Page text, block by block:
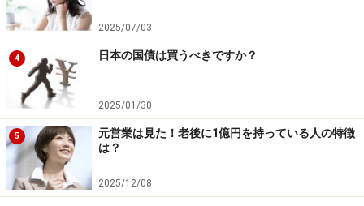
2025/07/03
4 日本の国債は買うべきですか？
2025/01/30
5
元営業は見た！老後に1億円を持っている人の特徴
は？
2025/12/08